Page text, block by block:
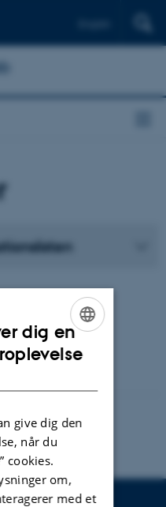
ENGLISH
dig en
give dig den
når du
cookies.
om,
med et